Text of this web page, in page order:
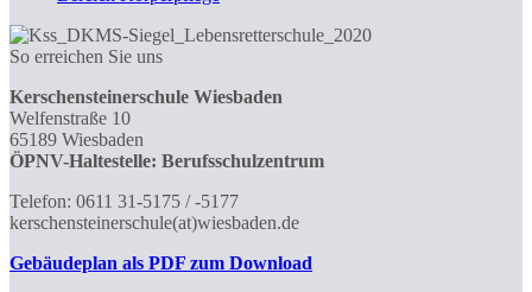
So erreichen Sie uns
Kerschensteinerschule Wiesbaden
Welfenstraße 10
65189 Wiesbaden
ÖPNV-Haltestelle: Berufsschulzentrum
Telefon: 0611 31-5175 / -5177
kerschensteinerschule(at)wiesbaden.de
Gebäudeplan als PDF zum Download